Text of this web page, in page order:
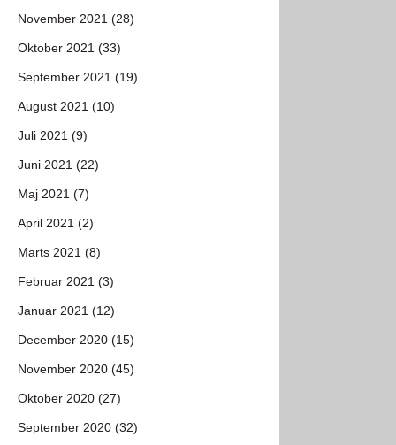
November 2021 (28)
Oktober 2021 (33)
September 2021 (19)
August 2021 (10)
Juli 2021 (9)
Juni 2021 (22)
Maj 2021 (7)
April 2021 (2)
Marts 2021 (8)
Februar 2021 (3)
Januar 2021 (12)
December 2020 (15)
November 2020 (45)
Oktober 2020 (27)
September 2020 (32)